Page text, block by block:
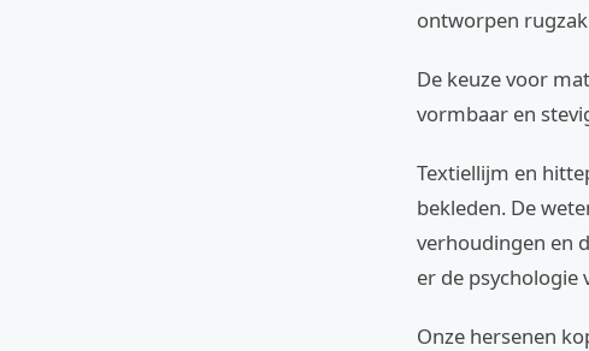
ontworpen
De keuze voor
vormbaar en
Textiellijm en
bekleden. De
verhoudingen en
er de psychologie
Onze hersenen